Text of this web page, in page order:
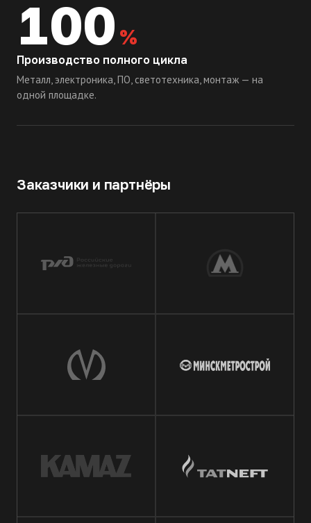
100 %
Производство полного цикла
Металл, электроника, ПО, светотехника, монтаж — на
одной площадке.
Заказчики и партнёры